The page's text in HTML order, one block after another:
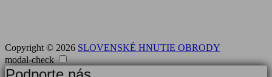
Copyright © 2026 SLOVENSKÉ HNUTIE OBRODY
modal-check